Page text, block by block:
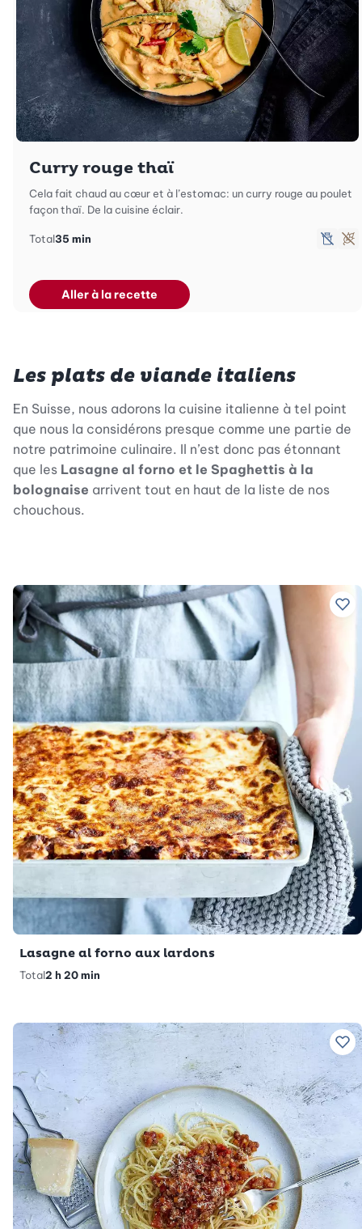
Curry rouge thaï
Cela fait chaud au cœur et à l’estomac: un curry rouge au poulet
façon thaï. De la cuisine éclair.
Total35 min
sans
Aller à la recette
Les plats de viande italiens
En Suisse, nous adorons la cuisine italienne à tel point
que nous la considérons presque comme une partie de
notre patrimoine culinaire. Il n’est donc pas étonnant
que les Lasagne al forno et le Spaghettis à la
bolognaise arrivent tout en haut de la liste de nos
chouchous.
Lasagne al forno aux lardons
Total2 h 20 min